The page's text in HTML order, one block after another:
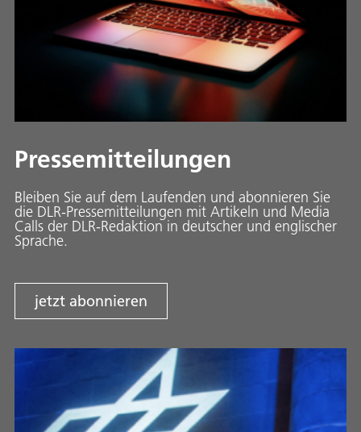
Pressemitteilungen
Bleiben Sie auf dem Laufenden und abonnieren Sie
die DLR-Pressemitteilungen mit Artikeln und Media
Calls der DLR-Redaktion in deutscher und englischer
Sprache.
jetzt abonnieren